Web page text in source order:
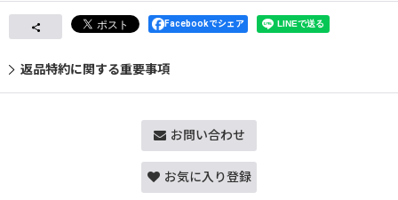
Facebookでシェア
返品特約に関する重要事項
お問い合わせ
お気に入り登録